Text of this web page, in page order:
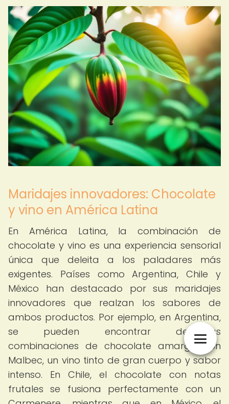
Maridajes innovadores: Chocolate
y vino en América Latina
En América Latina, la combinación de
chocolate y vino es una experiencia sensorial
única que deleita a los paladares más
exigentes. Países como Argentina, Chile y
México han destacado por sus maridajes
innovadores que realzan los sabores de
ambos productos. Por ejemplo, en Argentina,
se pueden encontrar deliciosas
combinaciones de chocolate amargo con
Malbec, un vino tinto de gran cuerpo y sabor
intenso. En Chile, el chocolate con notas
frutales se fusiona perfectamente con un